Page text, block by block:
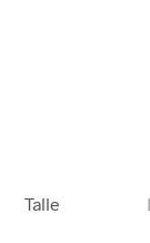
Talle